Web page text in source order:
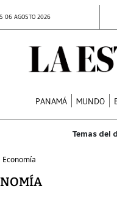
06 AGOSTO 2026
PANAMÁ MUNDO
Economía